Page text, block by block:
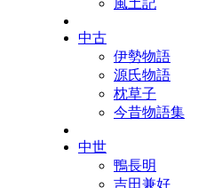
風土記
中古
伊勢物語
源氏物語
枕草子
今昔物語集
中世
鴨長明
吉田兼好